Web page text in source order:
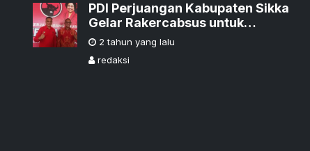
PDI Perjuangan Kabupaten Sikka
Gelar Rakercabsus untuk
Pemenangan Pilkada 2024
2 tahun yang lalu
redaksi